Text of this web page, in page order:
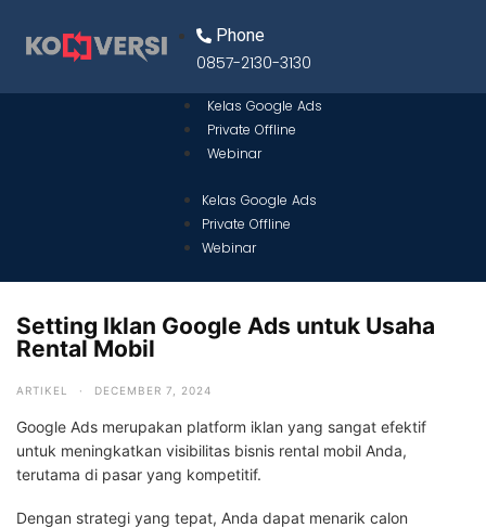
Phone
0857-2130-3130
Kelas Google Ads
Private Offline
Webinar
Kelas Google Ads
Private Offline
Webinar
Setting Iklan Google Ads untuk Usaha
Rental Mobil
ARTIKEL · DECEMBER 7, 2024
Google Ads merupakan platform iklan yang sangat efektif
untuk meningkatkan visibilitas bisnis rental mobil Anda,
terutama di pasar yang kompetitif.
Dengan strategi yang tepat, Anda dapat menarik calon